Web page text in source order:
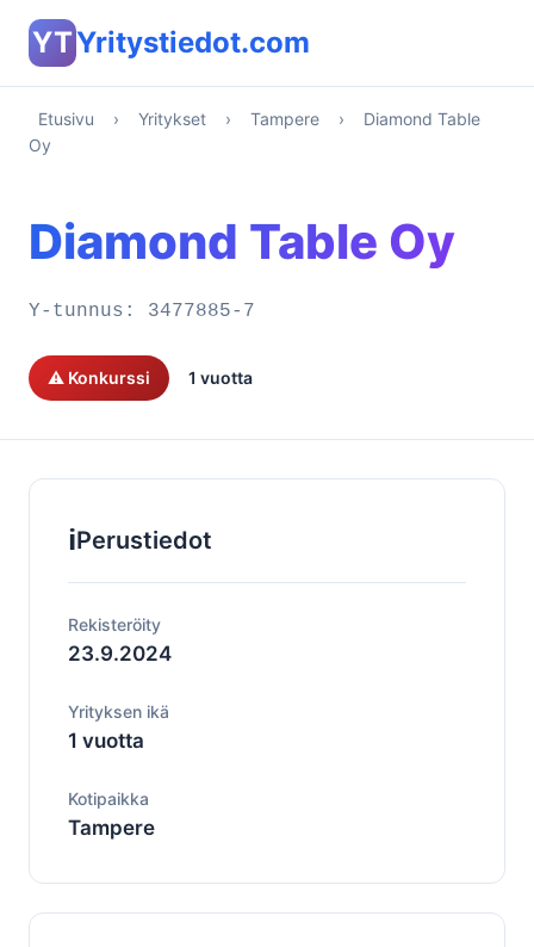
YTYritystiedot.com
Etusivu › Yritykset › Tampere ›
Diamond Table
Oy
Diamond Table Oy
Y-tunnus: 3477885-7
⚠️ Konkurssi 1 vuotta
ℹ️Perustiedot
Rekisteröity
23.9.2024
Yrityksen ikä
1 vuotta
Kotipaikka
Tampere